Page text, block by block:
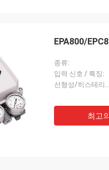
EPA800/
종류:
입력 신호 / 특징:
선형성/히스테리시스:
최고